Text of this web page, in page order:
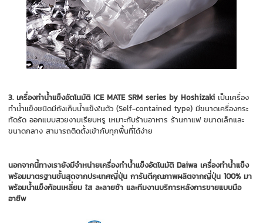
3. เครื่องทำน้ำแข็งอัตโนมัติ ICE MATE SRM series by Hoshizaki เป็นเครื่อง
ทำน้ำแข็งชนิดมีถังเก็บน้ำแข็งในตัว (Self-contained type) มีขนาดเครื่องกระ
ทัดรัด ออกแบบสวยงามเรียบหรู เหมาะกับร้านอาหาร ร้านกาแฟ ขนาดเล็กและ
ขนาดกลาง สามารถติดตั้งเข้ากับทุกพื้นที่ได้ง่าย
นอกจากนี้ทางเรายังมีจำหน่ายเครื่องทำน้ำแข็งอัตโนมัติ Daiwa เครื่องทำน้ำแข็ง
พร้อมมาตรฐานขั้นสุดจากประเทศญี่ปุ่น การันตีคุณภาพผลิตจากญี่ปุ่น 100% มา
พร้อมน้ำแข็งก้อนเหลี่ยม ใส ละลายช้า และทีมงานบริการหลังการขายแบบมือ
อาชีพ